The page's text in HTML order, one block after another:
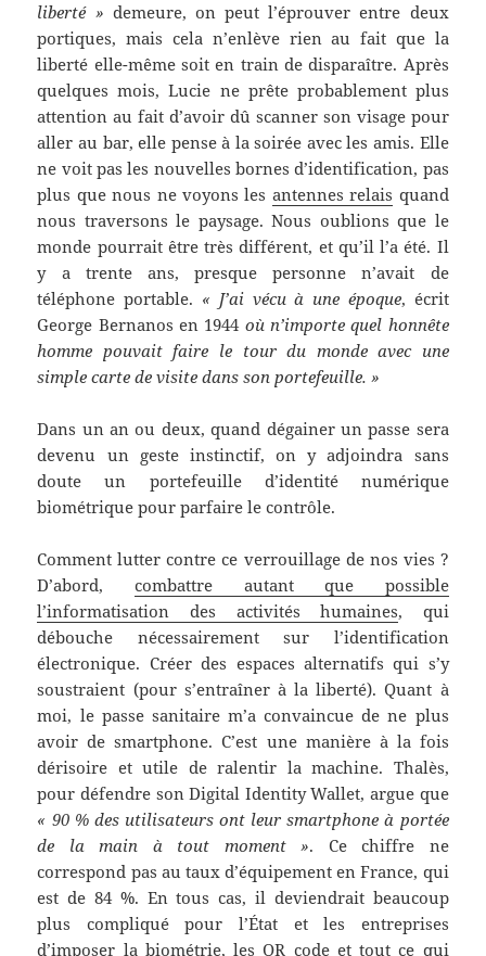
liberté » demeure, on peut l’éprouver entre deux
portiques, mais cela n’enlève rien au fait que la
liberté elle-même soit en train de disparaître. Après
quelques mois, Lucie ne prête probablement plus
attention au fait d’avoir dû scanner son visage pour
aller au bar, elle pense à la soirée avec les amis. Elle
ne voit pas les nouvelles bornes d’identification, pas
plus que nous ne voyons les antennes relais quand
nous traversons le paysage. Nous oublions que le
monde pourrait être très différent, et qu’il l’a été. Il
y a trente ans, presque personne n’avait de
téléphone portable. « J’ai vécu à une époque, écrit
George Bernanos en 1944 où n’importe quel honnête
homme pouvait faire le tour du monde avec une
simple carte de visite dans son portefeuille. »
Dans un an ou deux, quand dégainer un passe sera
devenu un geste instinctif, on y adjoindra sans
doute un portefeuille d’identité numérique
biométrique pour parfaire le contrôle.
Comment lutter contre ce verrouillage de nos vies ?
D’abord, combattre autant que possible
l’informatisation des activités humaines, qui
débouche nécessairement sur l’identification
électronique. Créer des espaces alternatifs qui s’y
soustraient (pour s’entraîner à la liberté). Quant à
moi, le passe sanitaire m’a convaincue de ne plus
avoir de smartphone. C’est une manière à la fois
dérisoire et utile de ralentir la machine. Thalès,
pour défendre son Digital Identity Wallet, argue que
« 90 % des utilisateurs ont leur smartphone à portée
de la main à tout moment ». Ce chiffre ne
correspond pas au taux d’équipement en France, qui
est de 84 %. En tous cas, il deviendrait beaucoup
plus compliqué pour l’État et les entreprises
d’imposer la biométrie, les QR code et tout ce qui